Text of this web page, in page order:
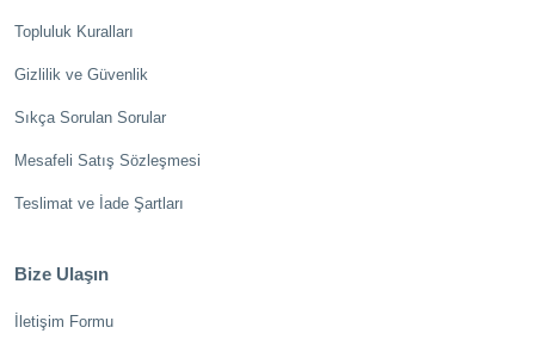
Topluluk Kuralları
Gizlilik ve Güvenlik
Sıkça Sorulan Sorular
Mesafeli Satış Sözleşmesi
Teslimat ve İade Şartları
Bize Ulaşın
İletişim Formu